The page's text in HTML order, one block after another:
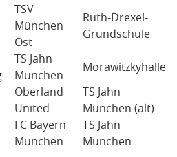
TSV
München
Ost
Ruth-Drexel-
Grundschule
TS Jahn
München
Morawitzkyhalle
Oberland
United
TS Jahn
München (alt)
FC Bayern
München
TS Jahn
München